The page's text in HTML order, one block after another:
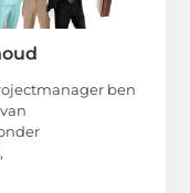
ben